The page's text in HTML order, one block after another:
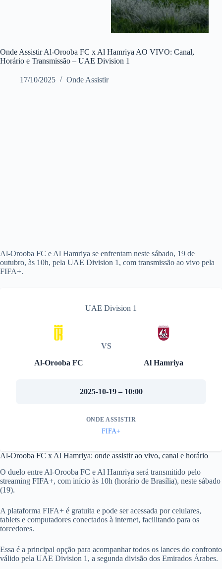
Onde Assistir Al-Orooba FC x Al Hamriya AO VIVO: Canal,
Horário e Transmissão – UAE Division 1
17/10/2025 Onde Assistir
Al-Orooba FC e Al Hamriya se enfrentam neste sábado, 19 de
outubro, às 10h, pela UAE Division 1, com transmissão ao vivo pela
FIFA+.
UAE Division 1
Al-Orooba FC
VS
Al Hamriya
2025-10-19 – 10:00
ONDE ASSISTIR
FIFA+
Al-Orooba FC x Al Hamriya: onde assistir ao vivo, canal e horário
O duelo entre Al-Orooba FC e Al Hamriya será transmitido pelo
streaming FIFA+, com início às 10h (horário de Brasília), neste sábado
(19).
A plataforma FIFA+ é gratuita e pode ser acessada por celulares,
tablets e computadores conectados à internet, facilitando para os
torcedores.
Essa é a principal opção para acompanhar todos os lances do confronto
válido pela UAE Division 1, a segunda divisão dos Emirados Árabes.